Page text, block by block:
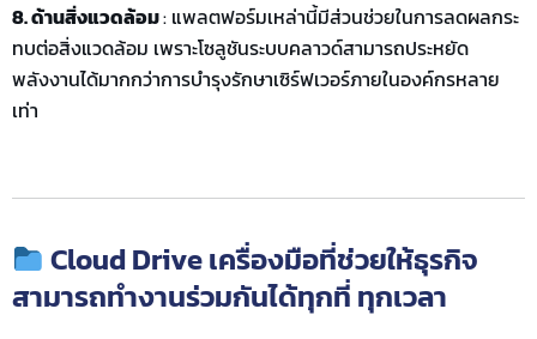
8. ด้านสิ่งแวดล้อม: แพลตฟอร์มเหล่านี้มีส่วนช่วยในการลดผลกระ
ทบต่อสิ่งแวดล้อม เพราะโซลูชันระบบคลาวด์สามารถประหยัด
พลังงานได้มากกว่าการบำรุงรักษาเซิร์ฟเวอร์ภายในองค์กรหลาย
เท่า
Cloud Drive เครื่องมือที่ช่วยให้ธุรกิจ
สามารถทำงานร่วมกันได้ทุกที่ ทุกเวลา